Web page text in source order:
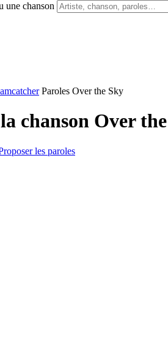
une chanson
Paroles Over the Sky
chanson Over
les paroles